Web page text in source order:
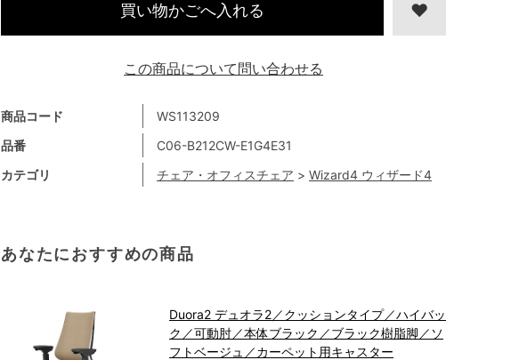
商品コード
WS113209
品番
C06-B212CW-E1G4E31
カテゴリ
チェア・オフィスチェア > Wizard4 ウィザード4
買い物かごへ入れる
あなたにおすすめの商品
Duora2 デュオラ2／クッションタイプ／ハイバッ
ク／可動肘／本体ブラック／ブラック樹脂脚／ソ
フトベージュ／カーペット用キャスター
この商品について問い合わせる